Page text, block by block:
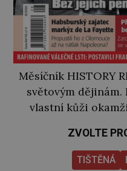
Měsíčník HISTORY
světovým
vlastní kůži
ZVOLTE
TIŠTĚNÁ